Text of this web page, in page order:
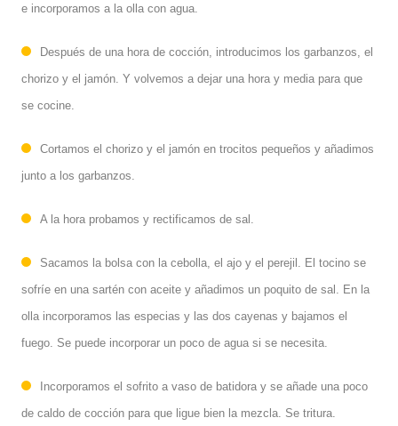
e incorporamos a la olla con agua.
Después de una hora de cocción, introducimos los garbanzos, el
chorizo y el jamón. Y volvemos a dejar una hora y media para que
se cocine.
Cortamos el chorizo y el jamón en trocitos pequeños y añadimos
junto a los garbanzos.
A la hora probamos y rectificamos de sal.
Sacamos la bolsa con la cebolla, el ajo y el perejil. El tocino se
sofríe en una sartén con aceite y añadimos un poquito de sal. En la
olla incorporamos las especias y las dos cayenas y bajamos el
fuego. Se puede incorporar un poco de agua si se necesita.
Incorporamos el sofrito a vaso de batidora y se añade una poco
de caldo de cocción para que ligue bien la mezcla. Se tritura.